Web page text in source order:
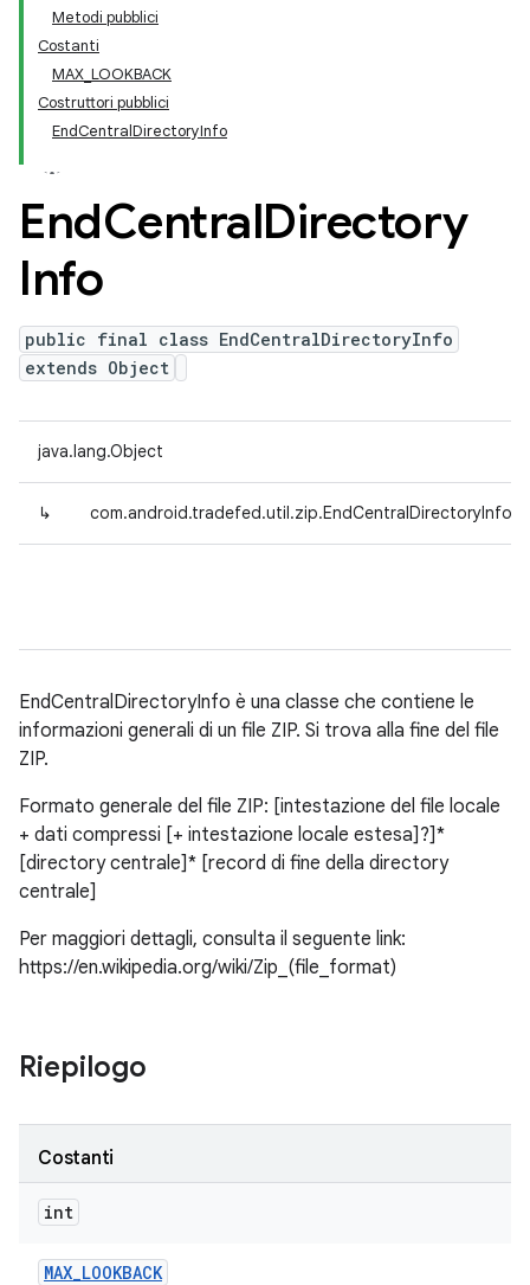
Metodi pubblici
Costanti
MAX_LOOKBACK
Costruttori pubblici
EndCentralDirectoryInfo
EndCentralDirectory
Info
public final class EndCentralDirectoryInfo
extends Object
java.lang.Object
↳ com.android.tradefed.util.zip.EndCentralDirectoryInfo
EndCentralDirectoryInfo è una classe che contiene le
informazioni generali di un file ZIP. Si trova alla fine del file
ZIP.
Formato generale del file ZIP: [intestazione del file locale
+ dati compressi [+ intestazione locale estesa]?]*
[directory centrale]* [record di fine della directory
centrale]
Per maggiori dettagli, consulta il seguente link:
https://en.wikipedia.org/wiki/Zip_(file_format)
Riepilogo
Costanti
int
MAX_LOOKBACK